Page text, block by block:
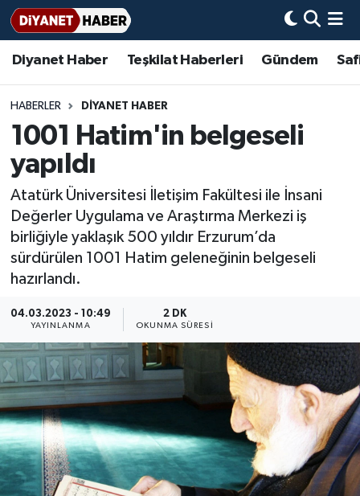
Diyanet Haber Teşkilat Haberleri Gündem
HABERLER DİYANET HABER
1001 Hatim'in belgeseli
yapıldı
Atatürk Üniversitesi İletişim Fakültesi ile İnsani
Değerler Uygulama ve Araştırma Merkezi iş
birliğiyle yaklaşık 500 yıldır Erzurum’da
sürdürülen 1001 Hatim geleneğinin belgeseli
hazırlandı.
04.03.2023 - 10:49
YAYINLANMA
2 DK
OKUNMA SÜRESI
Diyanet Haber
Teşkilat Haberleri
Adana Müftülüğü
Adıyaman Müftülüğü
Afyonkarahisar Müftülüğü
Ağrı Müftülüğü
Aksaray Müftülüğü
Amasya Müftülüğü
Ankara Müftülüğü
Antalya Müftülüğü
Ardahan Müftülüğü
Artvin Müftülüğü
Aydın Müftülüğü
Gündem
#Keşfet
Bir Ayet
Bir Hikaye
Biyografiler
Dini kavramlar
Diyanet Bilgi
Diyanet Takvimi
Dualar
Hadislerle İslam
Kudüs
Kurban
Mukabele
Basında Bugün
DİYANET eKİTAP
Diyanet Dergi
Aile Dergisi
Aylık Dergi
TDV
Hutbeler
DİYANET AKADEMİ
DİYANET GENÇLİK
İmam Hatip Okulları
Başmakale
Hadis-i Şerifler
Hayat Okumaları
Nöbetçi Eczaneler
Hava Durumu
Ankara Namaz Vakitleri
Trafik Durumu
Süper Lig Puan Durumu ve Fikstür
Tüm Manşetler
Son Dakika Haberleri
Haber Arşivi